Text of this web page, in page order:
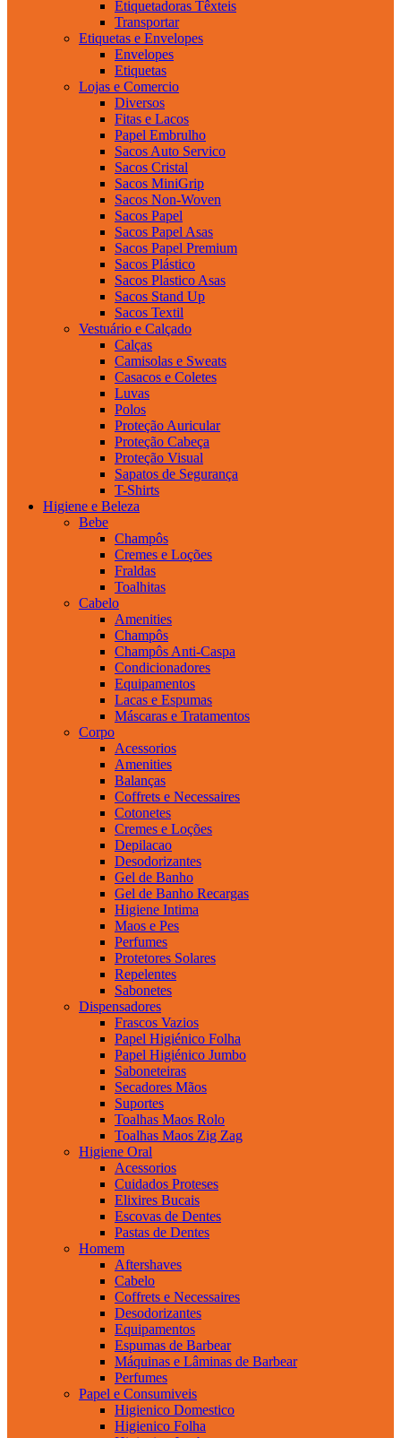
Etiquetadoras Têxteis
Transportar
Etiquetas e Envelopes
Envelopes
Etiquetas
Lojas e Comercio
Diversos
Fitas e Lacos
Papel Embrulho
Sacos Auto Servico
Sacos Cristal
Sacos MiniGrip
Sacos Non-Woven
Sacos Papel
Sacos Papel Asas
Sacos Papel Premium
Sacos Plástico
Sacos Plastico Asas
Sacos Stand Up
Sacos Textil
Vestuário e Calçado
Calças
Camisolas e Sweats
Casacos e Coletes
Luvas
Polos
Proteção Auricular
Proteção Cabeça
Proteção Visual
Sapatos de Segurança
T-Shirts
Higiene e Beleza
Bebe
Champôs
Cremes e Loções
Fraldas
Toalhitas
Cabelo
Amenities
Champôs
Champôs Anti-Caspa
Condicionadores
Equipamentos
Lacas e Espumas
Máscaras e Tratamentos
Corpo
Acessorios
Amenities
Balanças
Coffrets e Necessaires
Cotonetes
Cremes e Loções
Depilacao
Desodorizantes
Gel de Banho
Gel de Banho Recargas
Higiene Intima
Maos e Pes
Perfumes
Protetores Solares
Repelentes
Sabonetes
Dispensadores
Frascos Vazios
Papel Higiénico Folha
Papel Higiénico Jumbo
Saboneteiras
Secadores Mãos
Suportes
Toalhas Maos Rolo
Toalhas Maos Zig Zag
Higiene Oral
Acessorios
Cuidados Proteses
Elixires Bucais
Escovas de Dentes
Pastas de Dentes
Homem
Aftershaves
Cabelo
Coffrets e Necessaires
Desodorizantes
Equipamentos
Espumas de Barbear
Máquinas e Lâminas de Barbear
Perfumes
Papel e Consumiveis
Higienico Domestico
Higienico Folha